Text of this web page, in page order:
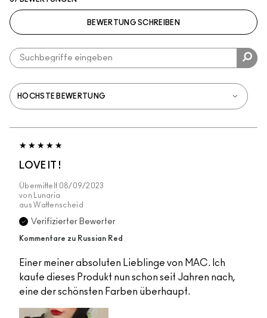
BEWERTUNG SCHREIBEN
LOVE IT !
Übermittelt 08/09/2023
von
Lunaria
aus Wattenscheid
Verifizierter Bewerter
Kommentare zu Russian Red
Einer meiner absoluten Lieblinge von MAC. Ich
kaufe dieses Produkt nun schon seit Jahren nach,
eine der schönsten Farben überhaupt.